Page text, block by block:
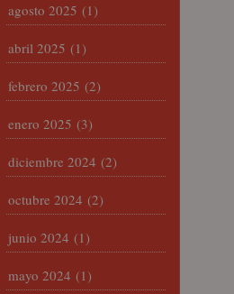
agosto 2025 (1)
abril 2025 (1)
febrero 2025 (2)
enero 2025 (3)
diciembre 2024 (2)
octubre 2024 (2)
junio 2024 (1)
mayo 2024 (1)